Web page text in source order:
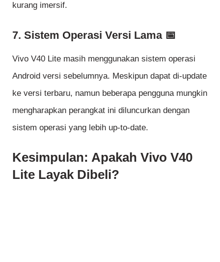
kurang imersif.
7. Sistem Operasi Versi Lama 📅
Vivo V40 Lite masih menggunakan sistem operasi
Android versi sebelumnya. Meskipun dapat di-update
ke versi terbaru, namun beberapa pengguna mungkin
mengharapkan perangkat ini diluncurkan dengan
sistem operasi yang lebih up-to-date.
Kesimpulan: Apakah Vivo V40
Lite Layak Dibeli?